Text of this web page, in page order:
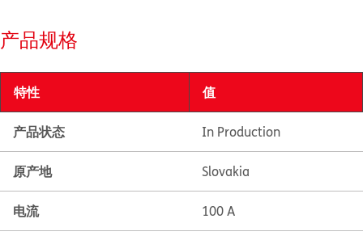
产品规格
特性 值
产品状态 In Production
原产地 Slovakia
电流 100 A